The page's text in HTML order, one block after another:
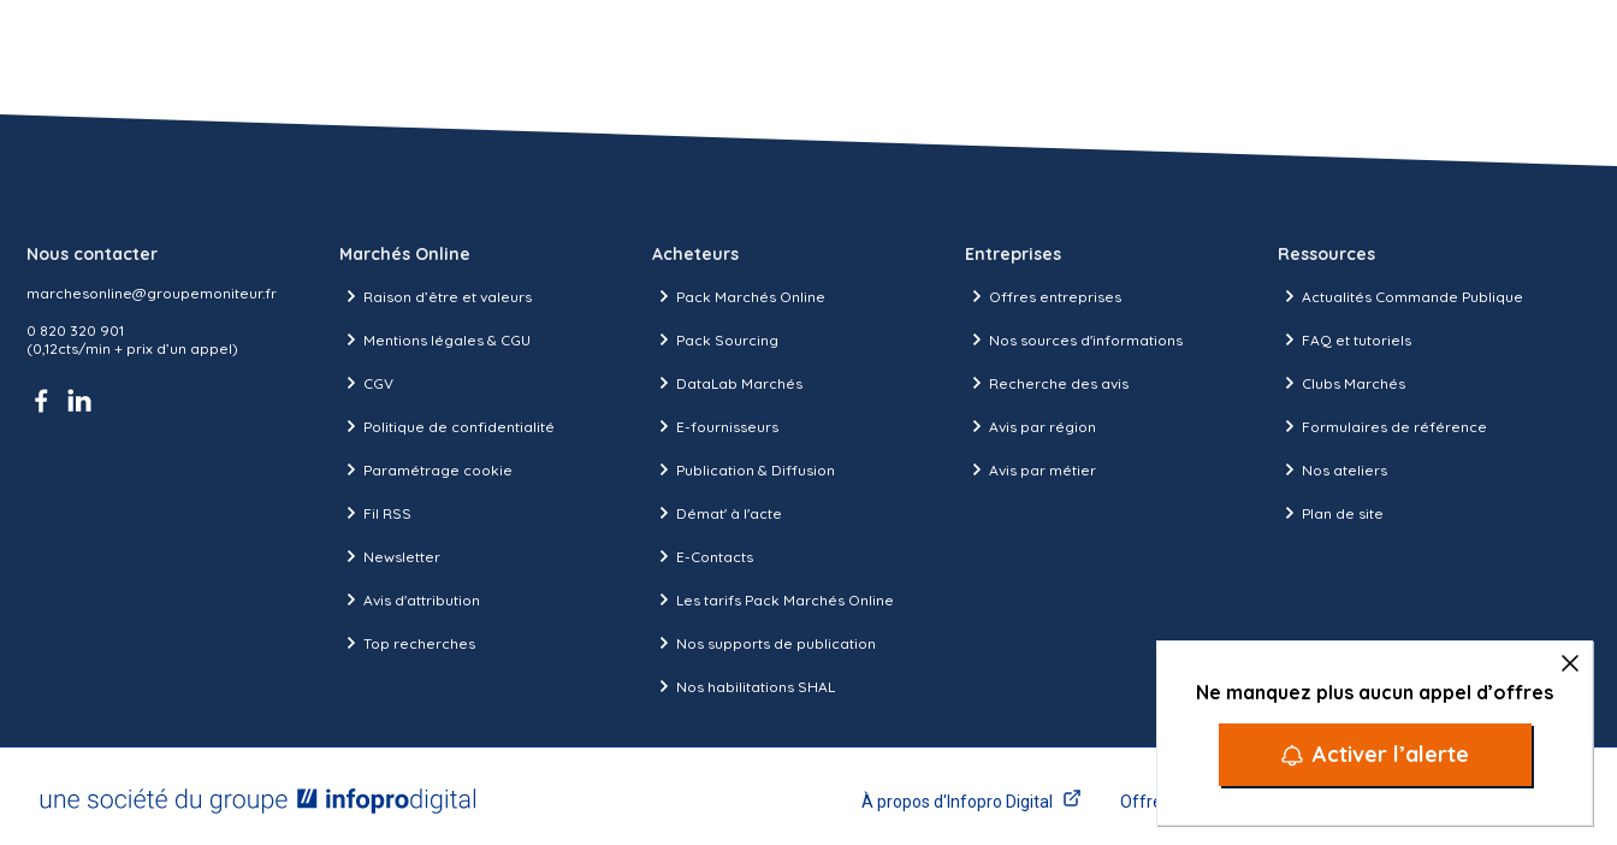
Ne manquez plus aucun appel d’offres
Activer l’alerte
Nous contacter
marchesonline@groupemoniteur.fr
0 820 320 901
(0,12cts/min + prix d’un appel)
Marchés Online
Raison d’être et valeurs
Mentions légales & CGU
CGV
Politique de confidentialité
Paramétrage cookie
Fil RSS
Newsletter
Avis d'attribution
Top recherches
Acheteurs
Pack Marchés Online
Pack Sourcing
DataLab Marchés
E-fournisseurs
Publication & Diffusion
Démat' à l'acte
E-Contacts
Les tarifs Pack Marchés Online
Nos supports de publication
Nos habilitations SHAL
Entreprises
Offres entreprises
Nos sources d'informations
Recherche des avis
Avis par région
Avis par métier
Ressources
Actualités Commande Publique
FAQ et tutoriels
Clubs Marchés
Formulaires de référence
Nos ateliers
Plan de site